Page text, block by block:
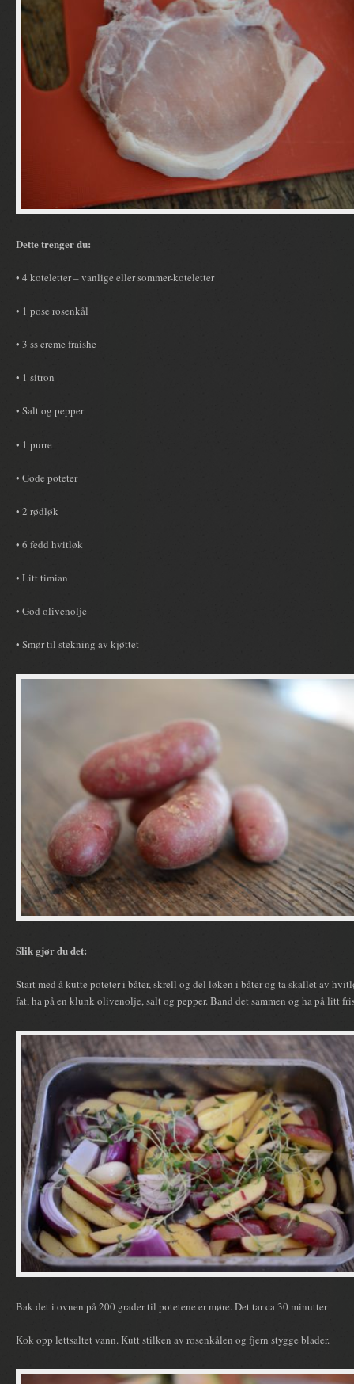
Dette trenger du:
• 4 koteletter – vanlige eller sommer-koteletter
• 1 pose rosenkål
• 3 ss creme fraishe
• 1 sitron
• Salt og pepper
• 1 purre
• Gode poteter
• 2 rødløk
• 6 fedd hvitløk
• Litt timian
• God olivenolje
• Smør til stekning av kjøttet
Slik gjør du det:
Start med å kutte poteter i båter, skrell og del løken i båter og ta skallet av
fat, ha på en klunk olivenolje, salt og pepper. Band det sammen og ha på litt
Bak det i ovnen på 200 grader til potetene er møre. Det tar ca 30 minutter
Kok opp lettsaltet vann. Kutt stilken av rosenkålen og fjern stygge blader.